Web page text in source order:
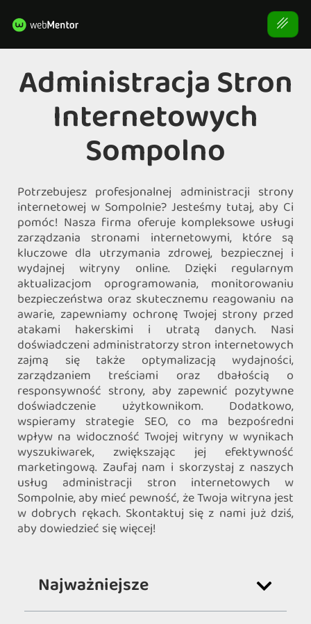
Administracja Stron
Internetowych
Sompolno
Potrzebujesz profesjonalnej administracji strony
internetowej w Sompolnie? Jesteśmy tutaj, aby Ci
pomóc! Nasza firma oferuje kompleksowe usługi
zarządzania stronami internetowymi, które są
kluczowe dla utrzymania zdrowej, bezpiecznej i
wydajnej witryny online. Dzięki regularnym
aktualizacjom oprogramowania, monitorowaniu
bezpieczeństwa oraz skutecznemu reagowaniu na
awarie, zapewniamy ochronę Twojej strony przed
atakami hakerskimi i utratą danych. Nasi
doświadczeni administratorzy stron internetowych
zajmą się także optymalizacją wydajności,
zarządzaniem treściami oraz dbałością o
responsywność strony, aby zapewnić pozytywne
doświadczenie użytkownikom. Dodatkowo,
wspieramy strategie SEO, co ma bezpośredni
wpływ na widoczność Twojej witryny w wynikach
wyszukiwarek, zwiększając jej efektywność
marketingową. Zaufaj nam i skorzystaj z naszych
usług administracji stron internetowych w
Sompolnie, aby mieć pewność, że Twoja witryna jest
w dobrych rękach. Skontaktuj się z nami już dziś,
aby dowiedzieć się więcej!
Najważniejsze